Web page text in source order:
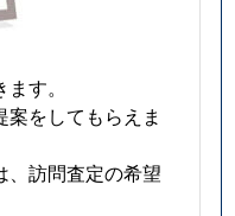
す。
をしてもらえま
、訪問査定の希望